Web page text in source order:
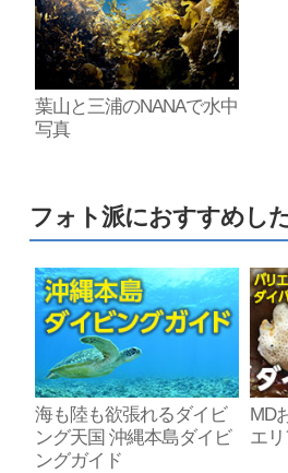
葉山と三浦のNANAで水中
写真
フォト派におすすめし
海も陸も欲張れるダイビ
ング天国 沖縄本島ダイビ
ングガイド
MD
エ